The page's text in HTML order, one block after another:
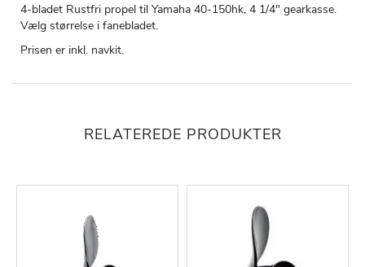
4-bladet Rustfri propel til Yamaha 40-150hk, 4 1/4" gearkasse.
Vælg størrelse i fanebladet.
Prisen er inkl. navkit.
RELATEREDE PRODUKTER